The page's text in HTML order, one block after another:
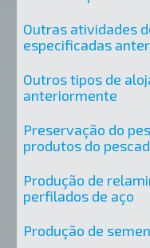
Outras atividades
especificadas
Outros tipos de
anteriormente
Preservação do
produtos do
Produção de
perfilados de aço
Produção de